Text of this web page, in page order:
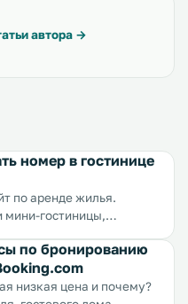
автора →
номер в гостинице
по аренде жилья.
мини-гостиницы,
размещения в
привлек множество
самым уникальную
по бронированию
низкая цена и почему?